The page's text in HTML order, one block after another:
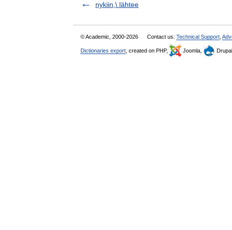
nykiin,\ lähtee
© Academic, 2000-2026 Contact us: Technical Support
Dictionaries export , created on PHP, Joomla, Drupal,